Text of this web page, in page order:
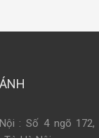
: Số 4 ngõ 172,